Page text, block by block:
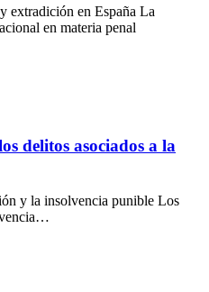
extradición en España La
en materia penal
delitos asociados a la
y la insolvencia punible Los